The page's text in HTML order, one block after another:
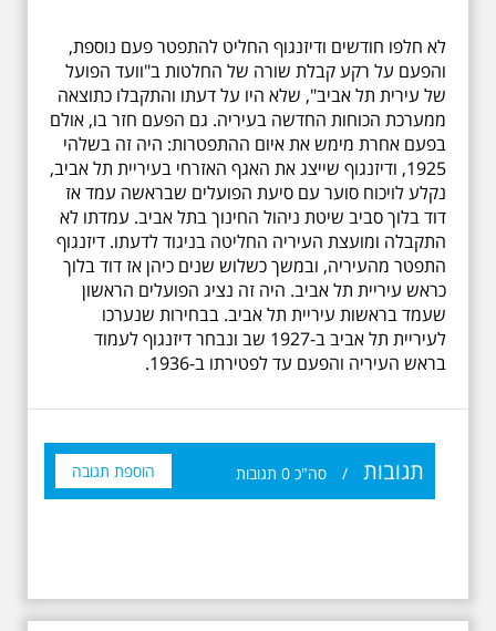
לא חלפו חודשים ודיזנגוף החליט להתפטר פעם נוספת,
והפעם על רקע קבלת שורה של החלטות ב"וועד הפועל
של עירית תל אביב", שלא היו על דעתו והתקבלו כתוצאה
ממערכת הכוחות החדשה בעיריה. גם הפעם חזר בו, אולם
בפעם אחרת מימש את איום ההתפטרות: היה זה בשלהי
1925, ודיזנגוף שייצג את האגף האזרחי בעיריית תל אביב,
נקלע לויכוח סוער עם סיעת הפועלים שבראשה עמד אז
דוד בלוך סביב שיטת ניהול החינוך בתל אביב. עמדתו לא
התקבלה ומועצת העיריה החליטה בניגוד לדעתו. דיזנגוף
התפטר מהעיריה, ובמשך כשלוש שנים כיהן אז דוד בלוך
כראש עיריית תל אביב. היה זה נציג הפועלים הראשון
שעמד בראשות עיריית תל אביב. בבחירות שנערכו
לעיריית תל אביב ב-1927 שב ונבחר דיזנגוף לעמוד
בראש העיריה והפעם עד לפטירתו ב-1936.
תגובות / סה"כ 0 תגובות הוספת תגובה